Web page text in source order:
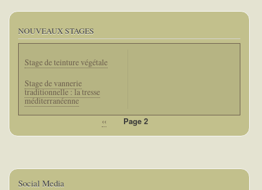
NOUVEAUX STAGES
Stage de teinture végétale
Stage de vannerie
traditionnelle : la tresse
méditerranéenne
Page
‹‹ Page 2
Social Media